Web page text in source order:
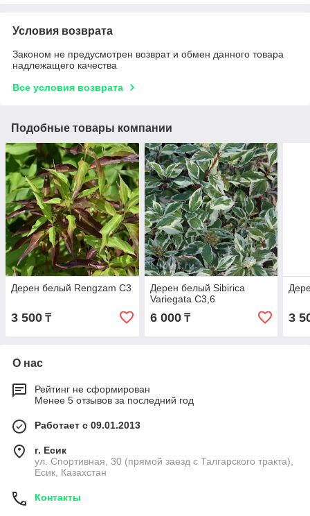
Условия возврата
Законом не предусмотрен возврат и обмен данного товара
надлежащего качества
Все условия возврата
Подобные товары компании
Дерен белый Rengzam С3
3 500 ₸
Дерен белый Sibirica
Variegata С3,6
6 000₸ 3
О нас
Рейтинг не сформирован
Менее 5 отзывов за последний год
Работает с 09.01.2013
г. Есик
ул. Спортивная, 30 (прямой заезд с Талгарского тракта),
Есик, Казахстан
Контакты